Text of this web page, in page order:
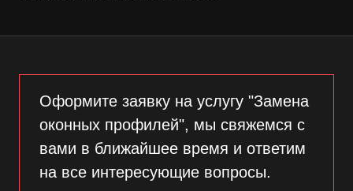
Оформите заявку на услугу "Замена
оконных профилей", мы свяжемся с
вами в ближайшее время и ответим
на все интересующие вопросы.